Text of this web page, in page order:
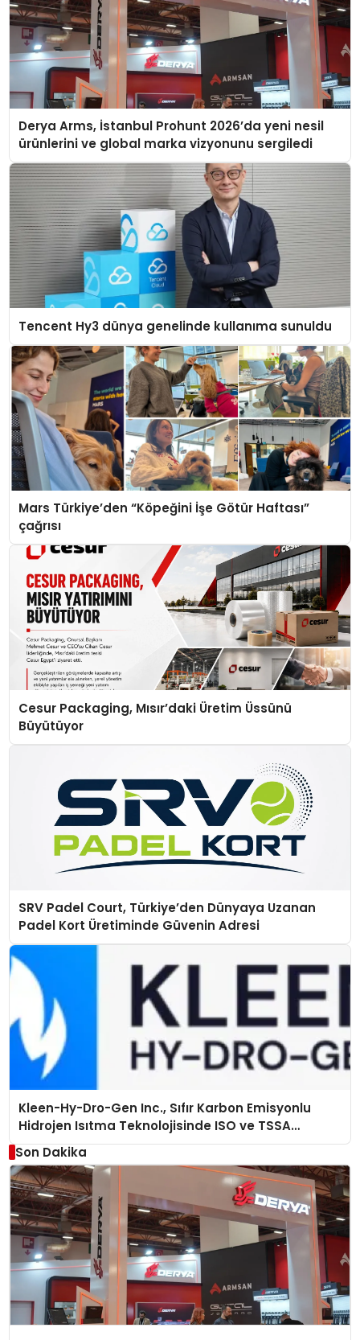
Derya Arms, İstanbul Prohunt 2026’da yeni nesil
ürünlerini ve global marka vizyonunu sergiledi
Tencent Hy3 dünya genelinde kullanıma sunuldu
Mars Türkiye’den “Köpeğini İşe Götür Haftası”
çağrısı
Cesur Packaging, Mısır’daki Üretim Üssünü
Büyütüyor
SRV Padel Court, Türkiye’den Dünyaya Uzanan
Padel Kort Üretiminde Güvenin Adresi
Kleen-Hy-Dro-Gen Inc., Sıfır Karbon Emisyonlu
Hidrojen Isıtma Teknolojisinde ISO ve TSSA
Düzenleyici Onaylarını Aldı
Son Dakika